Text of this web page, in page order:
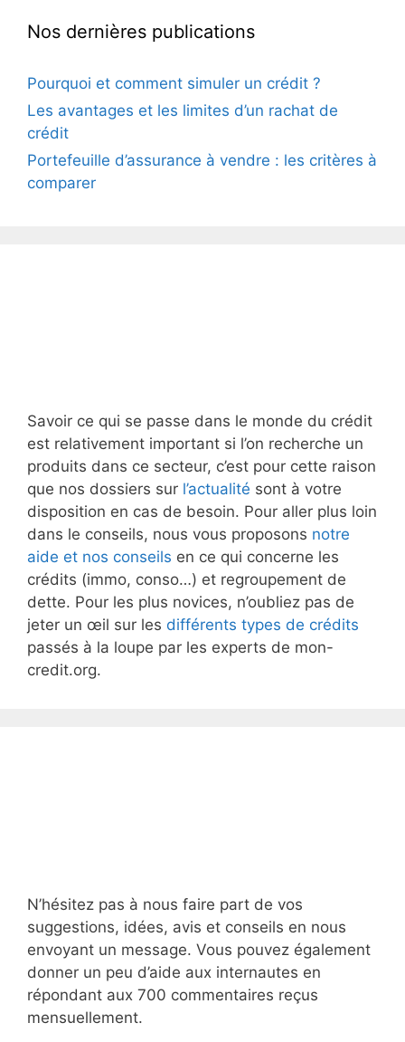
Nos dernières publications
Pourquoi et comment simuler un crédit ?
Les avantages et les limites d’un rachat de
crédit
Portefeuille d’assurance à vendre : les critères à
comparer
Savoir ce qui se passe dans le monde du crédit
est relativement important si l’on recherche un
produits dans ce secteur, c’est pour cette raison
que nos dossiers sur l’actualité sont à votre
disposition en cas de besoin. Pour aller plus loin
dans le conseils, nous vous proposons notre
aide et nos conseils en ce qui concerne les
crédits (immo, conso…) et regroupement de
dette. Pour les plus novices, n’oubliez pas de
jeter un œil sur les différents types de crédits
passés à la loupe par les experts de mon-
credit.org.
N’hésitez pas à nous faire part de vos
suggestions, idées, avis et conseils en nous
envoyant un message. Vous pouvez également
donner un peu d’aide aux internautes en
répondant aux 700 commentaires reçus
mensuellement.